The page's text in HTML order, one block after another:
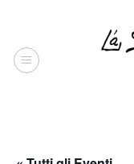
contenuti